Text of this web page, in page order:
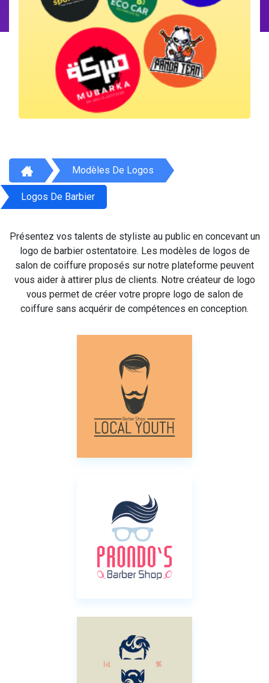
Modèles De Logos
Logos De Barbier
Présentez vos talents de styliste au public en concevant un
logo de barbier ostentatoire. Les modèles de logos de
salon de coiffure proposés sur notre plateforme peuvent
vous aider à attirer plus de clients. Notre créateur de logo
vous permet de créer votre propre logo de salon de
coiffure sans acquérir de compétences en conception.